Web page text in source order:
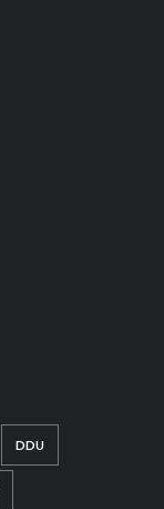
DDU